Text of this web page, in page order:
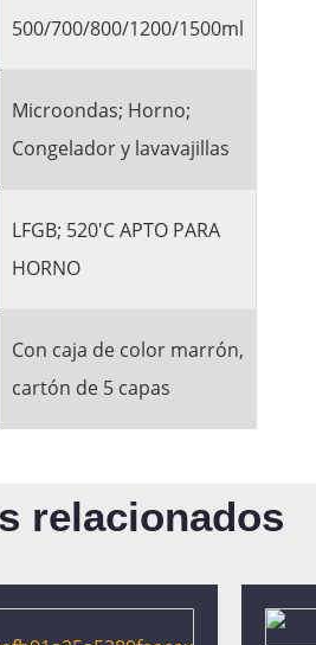
500/700/800/1200/1500ml
Microondas; Horno;
Congelador y lavavajillas
LFGB; 520'C APTO PARA
HORNO
Con caja de color marrón,
cartón de 5 capas
relacionados